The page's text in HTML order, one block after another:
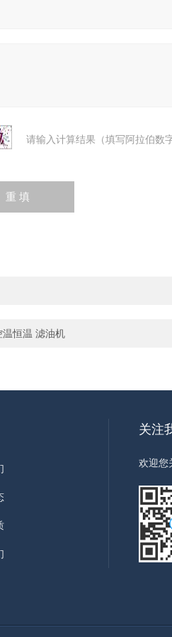
请输入计算结果（填写阿拉伯数
温恒温 滤油机
关注
欢迎您